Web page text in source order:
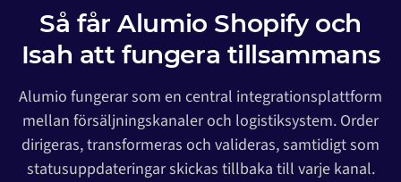
Så får Alumio Shopify och
Isah att fungera tillsammans
Alumio fungerar som en central integrationsplattform
mellan försäljningskanaler och logistiksystem. Order
dirigeras, transformeras och valideras, samtidigt som
statusuppdateringar skickas tillbaka till varje kanal.